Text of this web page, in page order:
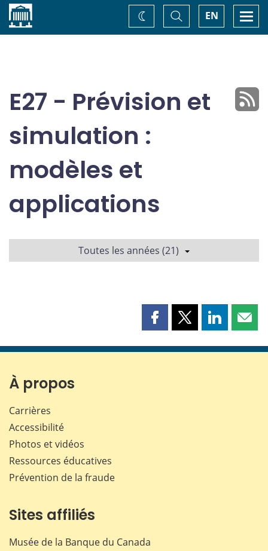
Accueil EN
Basculer
la
recherche
Changez
de
E27 - Prévision et
simulation :
modèles et
applications
Toutes les années (21)
Partager
page
Partager
page
Partager
page page
À propos
Carrières
Accessibilité
Photos et vidéos
Ressources éducatives
Prévention de la fraude
Sites affiliés
Musée de la Banque du Canada